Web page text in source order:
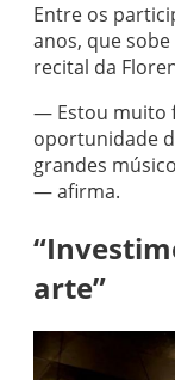
Entre os
anos, que
recital da
— Estou muito
oportunidade
grandes
— afirma.
arte”